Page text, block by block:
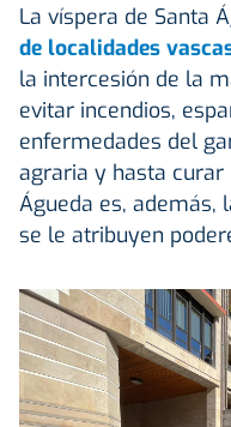
La víspera de Santa
de localidades
la intercesión de la
evitar incendios,
enfermedades del
agraria y hasta curar
Águeda es, además,
se le atribuyen